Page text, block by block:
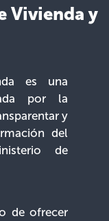
Vivienda y
es una
por la
y
del
de
de ofrecer